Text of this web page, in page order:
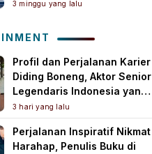
Bank Jambi Jadi ‘A+(idn)’
3 minggu yang lalu
Profil dan Perjalanan Karier
Diding Boneng, Aktor Senior
Legendaris Indonesia yang
Meninggal Dunia
3 hari yang lalu
Perjalanan Inspiratif Nikmat
Harahap, Penulis Buku di